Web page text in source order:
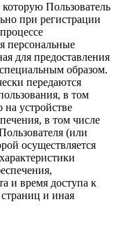
Пользователь
при регистрации
персональные
для предоставления
образом.
передаются
в том
устройстве
в том числе
(или
осуществляется
и время доступа к
и иная